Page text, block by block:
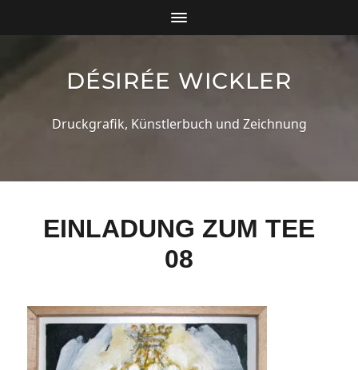
DÉSIRÉE WICKLER
Druckgrafik, Künstlerbuch und Zeichnung
EINLADUNG ZUM TEE
08